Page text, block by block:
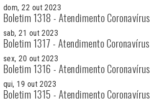
dom, 22 out 2023
Boletim 1318 - Atendimento Coronavírus
sab, 21 out 2023
Boletim 1317 - Atendimento Coronavírus
sex, 20 out 2023
Boletim 1316 - Atendimento Coronavírus
qui, 19 out 2023
Boletim 1315 - Atendimento Coronavírus